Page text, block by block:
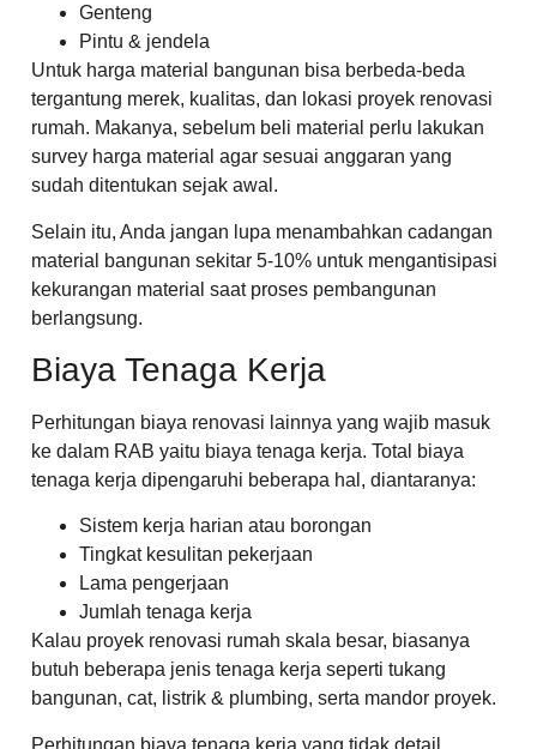
Genteng
Pintu & jendela
Untuk harga material bangunan bisa berbeda-beda
tergantung merek, kualitas, dan lokasi proyek renovasi
rumah. Makanya, sebelum beli material perlu lakukan
survey harga material agar sesuai anggaran yang
sudah ditentukan sejak awal.
Selain itu, Anda jangan lupa menambahkan cadangan
material bangunan sekitar 5-10% untuk mengantisipasi
kekurangan material saat proses pembangunan
berlangsung.
Biaya Tenaga Kerja
Perhitungan biaya renovasi lainnya yang wajib masuk
ke dalam RAB yaitu biaya tenaga kerja. Total biaya
tenaga kerja dipengaruhi beberapa hal, diantaranya:
Sistem kerja harian atau borongan
Tingkat kesulitan pekerjaan
Lama pengerjaan
Jumlah tenaga kerja
Kalau proyek renovasi rumah skala besar, biasanya
butuh beberapa jenis tenaga kerja seperti tukang
bangunan, cat, listrik & plumbing, serta mandor proyek.
Perhitungan biaya tenaga kerja yang tidak detail